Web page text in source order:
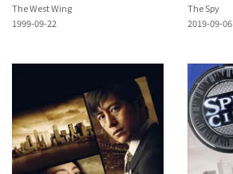
The West Wing
1999-09-22
The Spy
2019-09-06